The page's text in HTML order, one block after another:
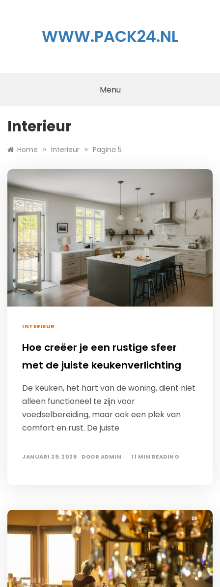
WWW.PACK24.NL
Menu
Interieur
Home » Interieur » Pagina 5
INTERIEUR
Hoe creëer je een rustige sfeer
met de juiste keukenverlichting
De keuken, het hart van de woning, dient niet
alleen functioneel te zijn voor
voedselbereiding, maar ook een plek van
comfort en rust. De juiste
JANUARI 29, 2026 DOOR ADMIN 11 MIN READING